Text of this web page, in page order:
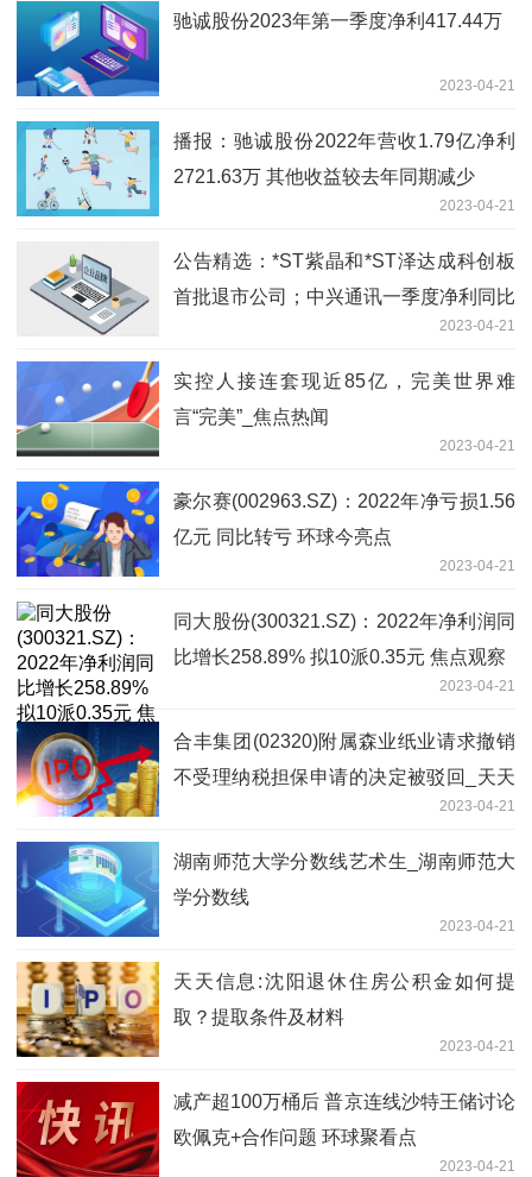
驰诚股份2023年第一季度净利417.44万
2023-04-21
播报：驰诚股份2022年营收1.79亿净利
2721.63万 其他收益较去年同期减少
2023-04-21
公告精选：*ST紫晶和*ST泽达成科创板
首批退市公司；中兴通讯一季度净利同比
2023-04-21
实控人接连套现近85亿，完美世界难
言“完美”_焦点热闻
2023-04-21
豪尔赛(002963.SZ)：2022年净亏损1.56
亿元 同比转亏 环球今亮点
2023-04-21
同大股份(300321.SZ)：2022年净利润同
比增长258.89% 拟10派0.35元 焦点观察
2023-04-21
合丰集团(02320)附属森业纸业请求撤销
不受理纳税担保申请的决定被驳回_天天
2023-04-21
湖南师范大学分数线艺术生_湖南师范大
学分数线
2023-04-21
天天信息:沈阳退休住房公积金如何提
取？提取条件及材料
2023-04-21
减产超100万桶后 普京连线沙特王储讨论
欧佩克+合作问题 环球聚看点
2023-04-21